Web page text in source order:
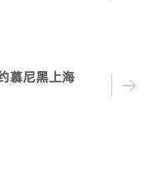
慕尼黑上海